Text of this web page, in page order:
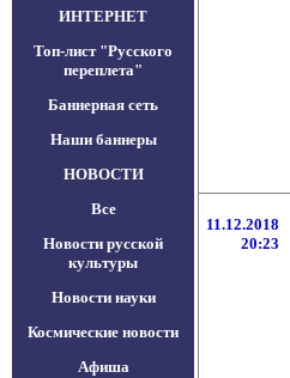
ИНТЕРНЕТ
Топ-лист "Русского
переплета"
Баннерная сеть
Наши баннеры
НОВОСТИ
Все
Новости русской
культуры
Новости науки
Космические новости
Афиша
11.12.2018
20:23